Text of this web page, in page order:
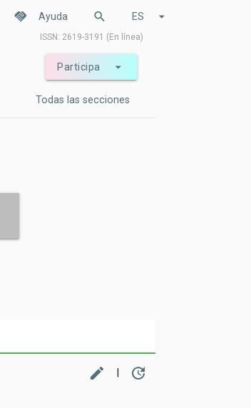
handshake Ayuda search arrow_drop_down
ES
ISSN: 2619-3191 (En línea)
arrow_drop_down
Participa
Todas las secciones
edit | update